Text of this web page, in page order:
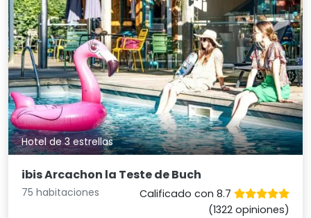
Hotel de 3 estrellas
ibis Arcachon la Teste de Buch
75 habitaciones
Calificado con 8.7
(1322 opiniones)